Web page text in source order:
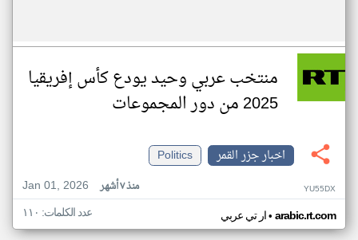
منتخب عربي وحيد يودع كأس إفريقيا
2025 من دور المجموعات
اخبار جزر القمر
Politics
Jan 01, 2026
منذ ٧ أشهر YU55DX
ار تي عربي• arabic.rt.com عدد الكلمات: ١١٠